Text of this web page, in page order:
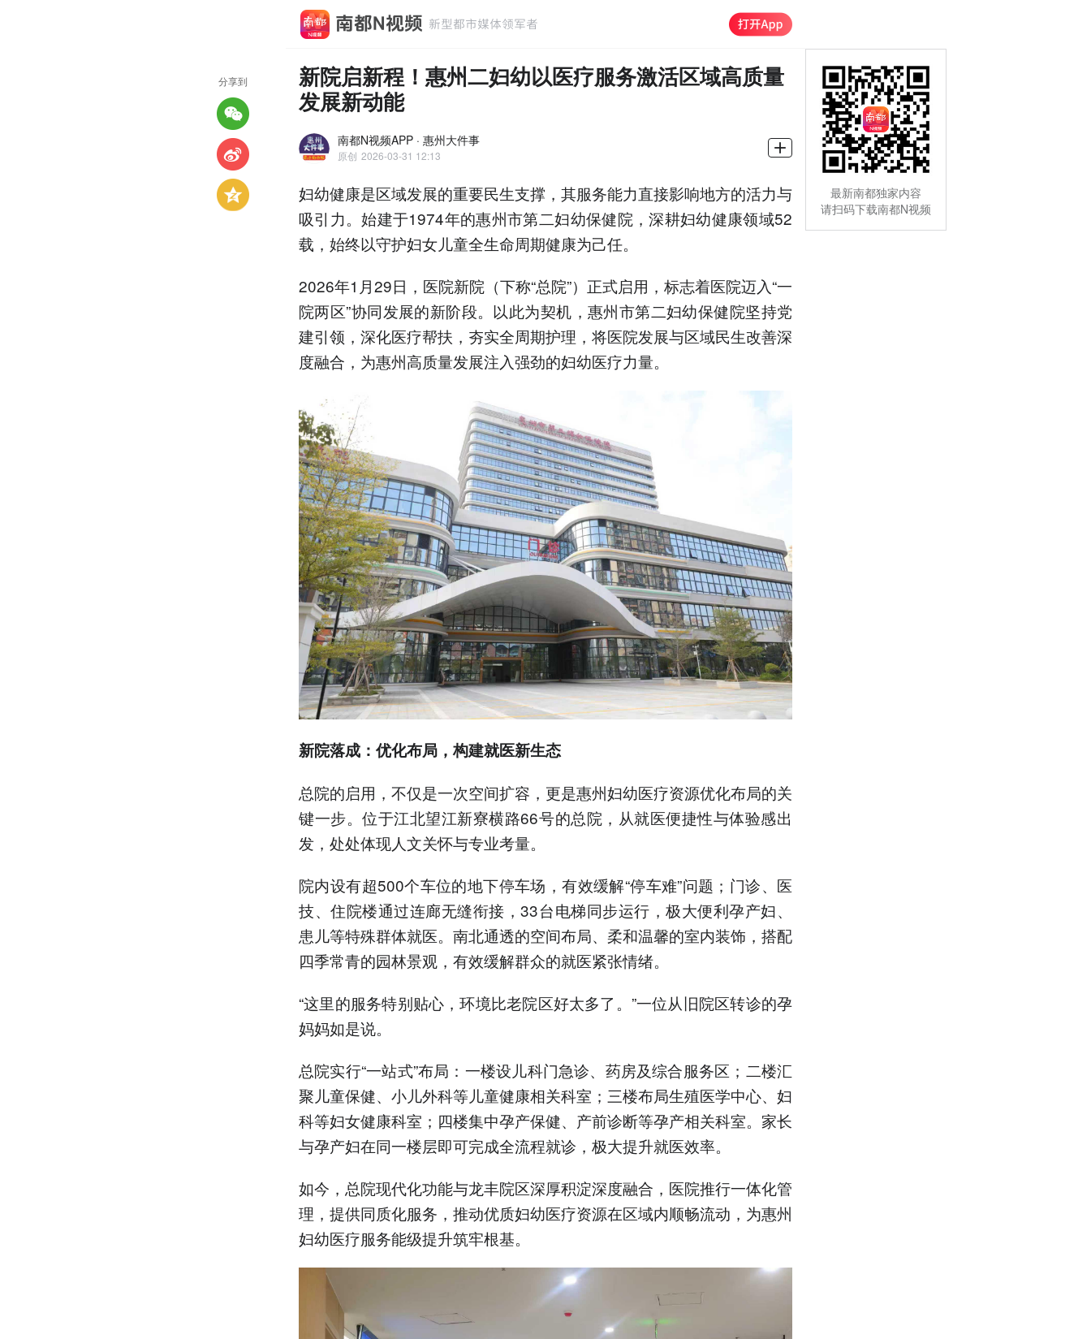
新院启新程！惠州二妇幼以医疗服务激活区域高质量
发展新动能
南都N视频APP · 惠州大件事
原创 2026-03-31 12:13
妇幼健康是区域发展的重要民生支撑，其服务能力直接影响地方的活力与
吸引力。始建于1974年的惠州市第二妇幼保健院，深耕妇幼健康领域52
载，始终以守护妇女儿童全生命周期健康为己任。
2026年1月29日，医院新院（下称“总院”）正式启用，标志着医院迈入“一
院两区”协同发展的新阶段。以此为契机，惠州市第二妇幼保健院坚持党
建引领，深化医疗帮扶，夯实全周期护理，将医院发展与区域民生改善深
度融合，为惠州高质量发展注入强劲的妇幼医疗力量。
新院落成：优化布局，构建就医新生态
总院的启用，不仅是一次空间扩容，更是惠州妇幼医疗资源优化布局的关
键一步。位于江北望江新寮横路66号的总院，从就医便捷性与体验感出
发，处处体现人文关怀与专业考量。
院内设有超500个车位的地下停车场，有效缓解“停车难”问题；门诊、医
技、住院楼通过连廊无缝衔接，33台电梯同步运行，极大便利孕产妇、
患儿等特殊群体就医。南北通透的空间布局、柔和温馨的室内装饰，搭配
四季常青的园林景观，有效缓解群众的就医紧张情绪。
“这里的服务特别贴心，环境比老院区好太多了。”一位从旧院区转诊的孕
妈妈如是说。
总院实行“一站式”布局：一楼设儿科门急诊、药房及综合服务区；二楼汇
聚儿童保健、小儿外科等儿童健康相关科室；三楼布局生殖医学中心、妇
科等妇女健康科室；四楼集中孕产保健、产前诊断等孕产相关科室。家长
与孕产妇在同一楼层即可完成全流程就诊，极大提升就医效率。
如今，总院现代化功能与龙丰院区深厚积淀深度融合，医院推行一体化管
理，提供同质化服务，推动优质妇幼医疗资源在区域内顺畅流动，为惠州
妇幼医疗服务能级提升筑牢根基。
分享到
最新南都独家内容
请扫码下载南都N视频